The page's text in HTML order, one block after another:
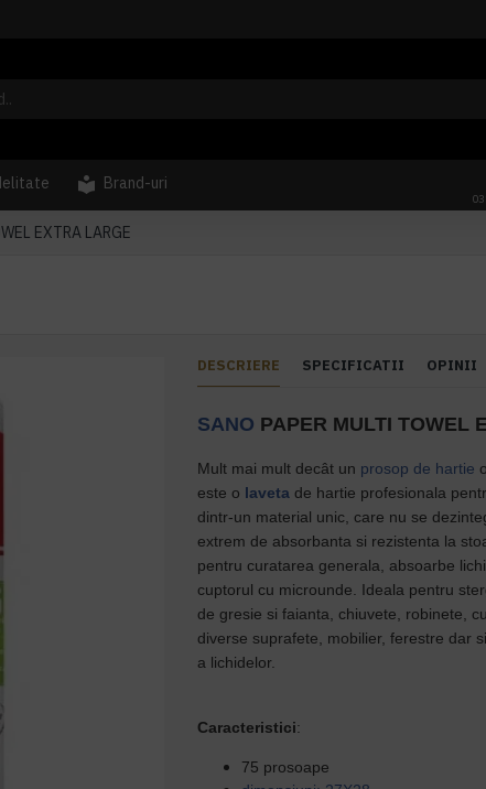
Brand-uri
EXTRA LARGE
DESCRIERE SPECIFICATII OPINII
SANO PAPER MULTI TOWEL
Mult mai mult decât un prosop de hartie
este o laveta de hartie profesionala
dintr-un material unic, care nu se
extrem de absorbanta si rezistenta la
pentru curatarea generala, absoarbe
cuptorul cu microunde. Ideala pentru
de gresie si faianta, chiuvete, robinete,
diverse suprafete, mobilier, ferestre dar
a lichidelor.
Caracteristici:
75 prosoape